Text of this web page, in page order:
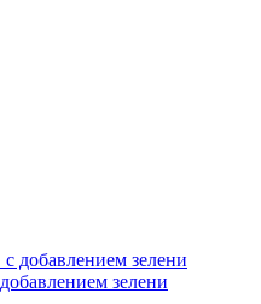
зелени